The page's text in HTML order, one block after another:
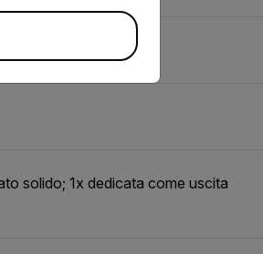
solido; 1x dedicata come uscita